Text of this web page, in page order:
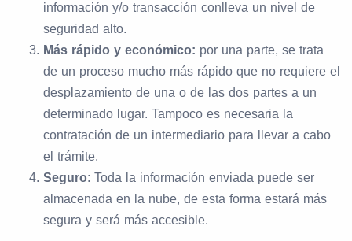
información y/o transacción conlleva un nivel de
seguridad alto.
Más rápido y económico: por una parte, se trata
de un proceso mucho más rápido que no requiere el
desplazamiento de una o de las dos partes a un
determinado lugar. Tampoco es necesaria la
contratación de un intermediario para llevar a cabo
el trámite.
Seguro: Toda la información enviada puede ser
almacenada en la nube, de esta forma estará más
segura y será más accesible.